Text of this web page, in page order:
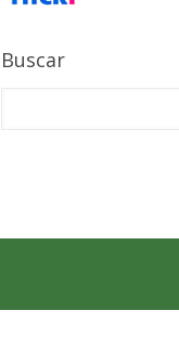
Buscar